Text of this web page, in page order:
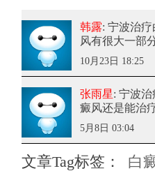
韩露: 宁波治
风有很大一部
10月23日 18:25
张雨星: 宁波
癜风还是能治
5月8日 03:04
文章Tag标签：
白